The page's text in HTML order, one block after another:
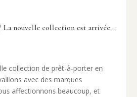
La nouvelle collection est arrivée…
collection de prêt-à-porter en
avec des marques
affectionnons beaucoup, et